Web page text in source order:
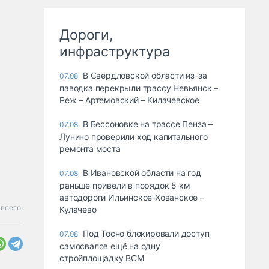
Дороги,
инфраструктура
07.08 В Свердловской области из-за
паводка перекрыли трассу Невьянск –
Реж – Артемовский – Килачевское
07.08 В Бессоновке на трассе Пенза –
Лунино проверили ход капитального
ремонта моста
07.08 В Ивановской области на год
раньше привели в порядок 5 км
автодороги Ильинское-Хованское –
Кулачево
07.08 Под Тосно блокировали доступ
самосвалов ещё на одну
стройплощадку ВСМ